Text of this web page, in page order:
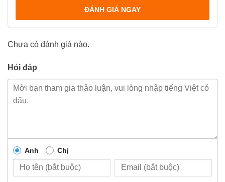
ĐÁNH GIÁ NGAY
Chưa có đánh giá nào.
Hỏi đáp
Anh Chị